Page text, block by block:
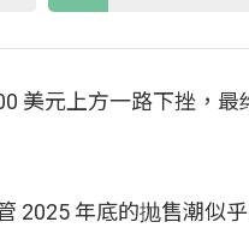
美元上方一路下挫，最
2025 年底的抛售潮似